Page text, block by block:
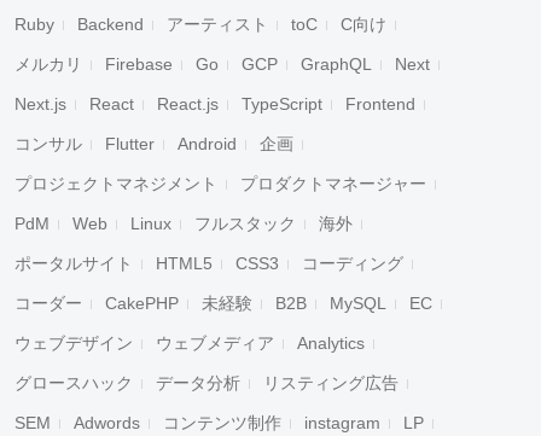
Ruby Backend アーティスト toC C向け
メルカリ Firebase Go GCP GraphQL Next
Next.js React React.js TypeScript Frontend
コンサル Flutter Android 企画
プロジェクトマネジメント プロダクトマネージャー
PdM Web Linux フルスタック 海外
ポータルサイト HTML5 CSS3 コーディング
コーダー CakePHP 未経験 B2B MySQL EC
ウェブデザイン ウェブメディア Analytics
グロースハック データ分析 リスティング広告
SEM Adwords コンテンツ制作 instagram LP